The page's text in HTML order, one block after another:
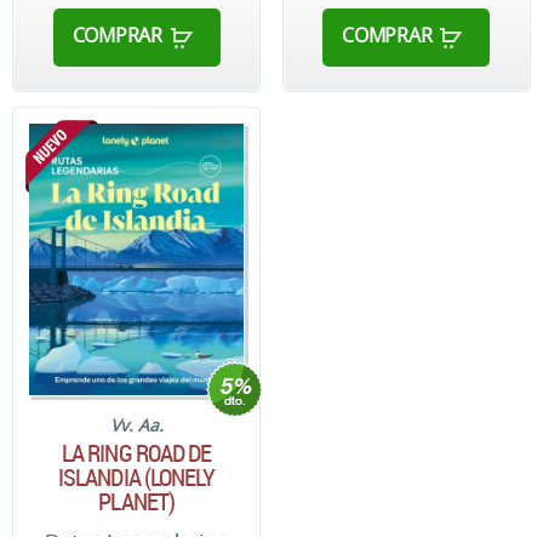
COMPRAR COMPRAR
Vv. Aa.
LA RING ROAD DE
ISLANDIA (LONELY
PLANET)